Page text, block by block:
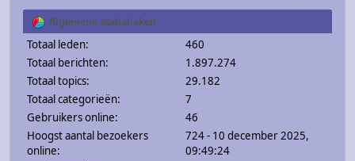
Algemene statistieken
Totaal leden:
460
Totaal berichten:
1.897.274
Totaal topics:
29.182
Totaal categorieën:
7
Gebruikers online:
46
Hoogst aantal bezoekers
online:
724 - 10 december 2025,
09:49:24